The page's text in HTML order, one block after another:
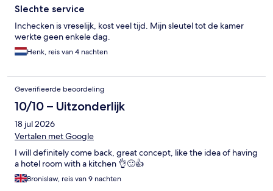
Slechte service
Inchecken is vreselijk, kost veel tijd. Mijn sleutel tot de kamer
werkte geen enkele dag.
Henk, reis van 4 nachten
Geverifieerde beoordeling
10/10 – Uitzonderlijk
18 jul 2026
Vertalen met Google
I will definitely come back, great concept, like the idea of having
a hotel room with a kitchen 👌🙂👍
Bronislaw, reis van 9 nachten